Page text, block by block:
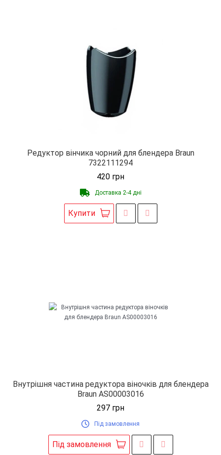
Редуктор вінчика чорний для блендера Braun
7322111294
420 грн
Доставка 2-4 дні
Купити
Внутрішня частина редуктора віночків для блендера
Braun AS00003016
297 грн
Під замовлення
Під замовлення